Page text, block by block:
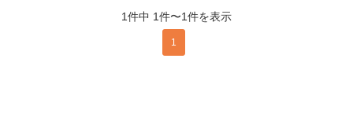
1件中 1件〜1件を表示
1